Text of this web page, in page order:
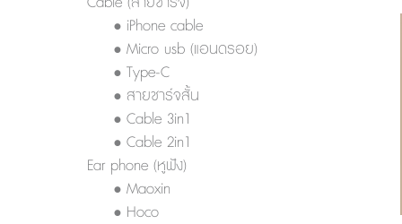
• iPhone cable
• Micro usb (แอนดรอย)
• Type-C
• สายชาร์จสั้น
• Cable 3in1
• Cable 2in1
Ear phone (หูฟัง)
• Maoxin
• Hoco